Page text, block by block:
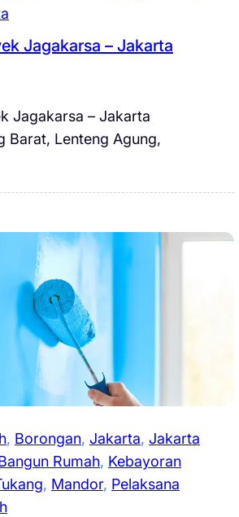
Jagakarsa – Jakarta
Jagakarsa – Jakarta
Barat, Lenteng Agung,
, Borongan, Jakarta, Jakarta
Rumah, Kebayoran
, Mandor, Pelaksana